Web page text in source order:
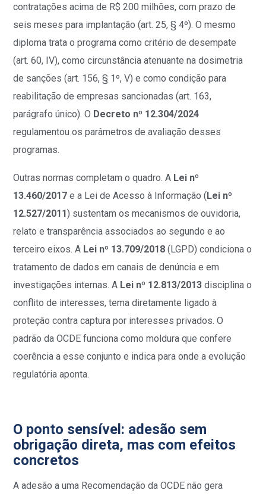
contratações acima de R$ 200 milhões, com prazo de
seis meses para implantação (art. 25, § 4º). O mesmo
diploma trata o programa como critério de desempate
(art. 60, IV), como circunstância atenuante na dosimetria
de sanções (art. 156, § 1º, V) e como condição para
reabilitação de empresas sancionadas (art. 163,
parágrafo único). O Decreto nº 12.304/2024
regulamentou os parâmetros de avaliação desses
programas.
Outras normas completam o quadro. A Lei nº
13.460/2017 e a Lei de Acesso à Informação (Lei nº
12.527/2011) sustentam os mecanismos de ouvidoria,
relato e transparência associados ao segundo e ao
terceiro eixos. A Lei nº 13.709/2018 (LGPD) condiciona o
tratamento de dados em canais de denúncia e em
investigações internas. A Lei nº 12.813/2013 disciplina o
conflito de interesses, tema diretamente ligado à
proteção contra captura por interesses privados. O
padrão da OCDE funciona como moldura que confere
coerência a esse conjunto e indica para onde a evolução
regulatória aponta.
O ponto sensível: adesão sem
obrigação direta, mas com efeitos
concretos
A adesão a uma Recomendação da OCDE não gera